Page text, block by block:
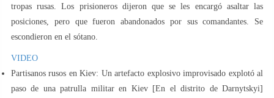
tropas rusas. Los prisioneros dijeron que se les encargó asaltar las
posiciones, pero que fueron abandonados por sus comandantes. Se
escondieron en el sótano.
VIDEO
Partisanos rusos en Kiev: Un artefacto explosivo improvisado explotó al
paso de una patrulla militar en Kiev [En el distrito de Darnytskyi]